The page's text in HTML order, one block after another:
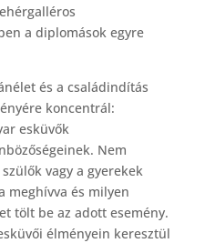
a diplomások egyre
és a családindítás
koncentrál:
esküvők
Nem
vagy a gyerekek
meghívva és milyen
tölt be az adott esemény.
élményein keresztül